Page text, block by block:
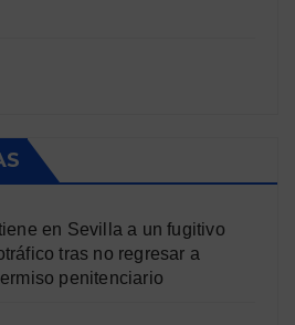
en Sevilla a un fugitivo
tras no regresar a
penitenciario